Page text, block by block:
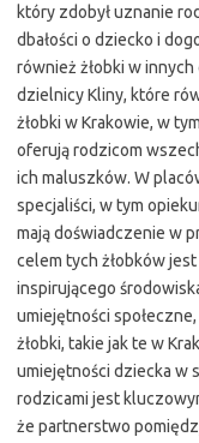
który zdobył uznanie
dbałości o dziecko i
również żłobki w innych
dzielnicy Kliny, które
żłobki w Krakowie, w
oferują rodzicom
ich maluszków. W
specjaliści, w tym
mają doświadczenie w
celem tych żłobków
inspirującego
umiejętności
żłobki, takie jak te w
umiejętności dziecka w
rodzicami jest
że partnerstwo